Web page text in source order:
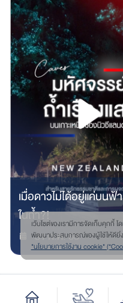
เมื่อดาวไม่ได้อยู่แค่บน
ในถ้ำ?!
31 ก.ค. 68
เว๊บไซต์ของเรามีการจัดเก็บคุกกี้
พัฒนาประสบการณ์ของผู้ใช้ให้ดียิ่
"นโยบายการใช้งาน cookie"